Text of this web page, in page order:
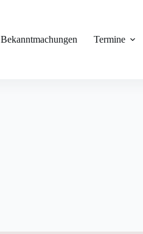
Bekanntmachungen Termine